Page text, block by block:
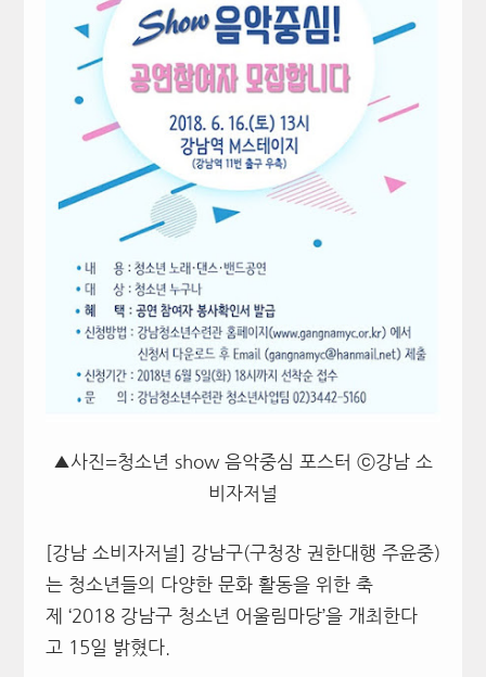
▲사진=청소년 show 음악중심 포스터 ⓒ강남 소
비자저널
[강남 소비자저널] 강남구(구청장 권한대행 주윤중)
는 청소년들의 다양한 문화 활동을 위한 축
제 ‘2018 강남구 청소년 어울림마당’을 개최한다
고 15일 밝혔다.